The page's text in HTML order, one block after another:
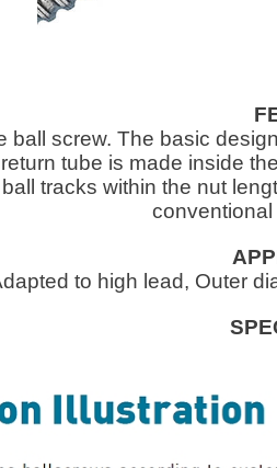
ball screw. The basic
tube is made inside
tracks within the nut
to high lead, Outer